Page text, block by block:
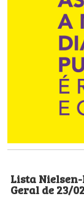
Lista
Geral de 23/